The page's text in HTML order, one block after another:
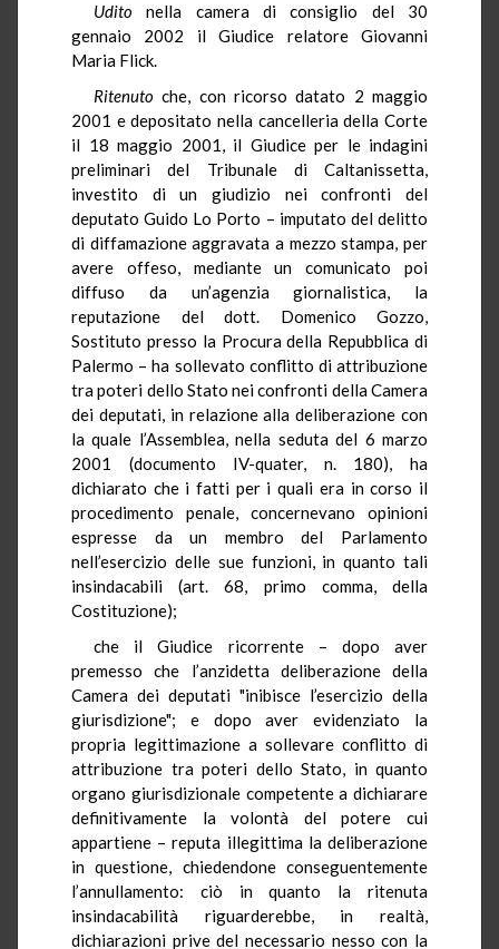
Uditonella camera di consiglio del 30
gennaio 2002 il Giudice relatore Giovanni
Maria Flick.
Ritenutoche, con ricorso datato 2 maggio
2001 e depositato nella cancelleria della Corte
il 18 maggio 2001, il Giudice per le indagini
preliminari del Tribunale di Caltanissetta,
investito di un giudizio nei confronti del
deputato Guido Lo Porto – imputato del delitto
di diffamazione aggravata a mezzo stampa, per
avere offeso, mediante un comunicato poi
diffuso da un’agenzia giornalistica, la
reputazione del dott. Domenico Gozzo,
Sostituto presso la Procura della Repubblica di
Palermo – ha sollevato conflitto di attribuzione
tra poteri dello Stato nei confronti della Camera
dei deputati, in relazione alla deliberazione con
la quale l’Assemblea, nella seduta del 6 marzo
2001 (documento IV-quater, n. 180), ha
dichiarato che i fatti per i quali era in corso il
procedimento penale, concernevano opinioni
espresse da un membro del Parlamento
nell’esercizio delle sue funzioni, in quanto tali
insindacabili (art. 68, primo comma, della
Costituzione);
che il Giudice ricorrente – dopo aver
premesso che l’anzidetta deliberazione della
Camera dei deputati "inibisce l’esercizio della
giurisdizione"; e dopo aver evidenziato la
propria legittimazione a sollevare conflitto di
attribuzione tra poteri dello Stato, in quanto
organo giurisdizionale competente a dichiarare
definitivamente la volontà del potere cui
appartiene – reputa illegittima la deliberazione
in questione, chiedendone conseguentemente
l’annullamento: ciò in quanto la ritenuta
insindacabilità riguarderebbe, in realtà,
dichiarazioni prive del necessario nesso con la